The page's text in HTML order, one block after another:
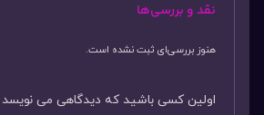
نقد و بررسی‌ها
هنوز بررسی‌ای ثبت نشده است.
اولین کسی باشید که دیدگاهی می